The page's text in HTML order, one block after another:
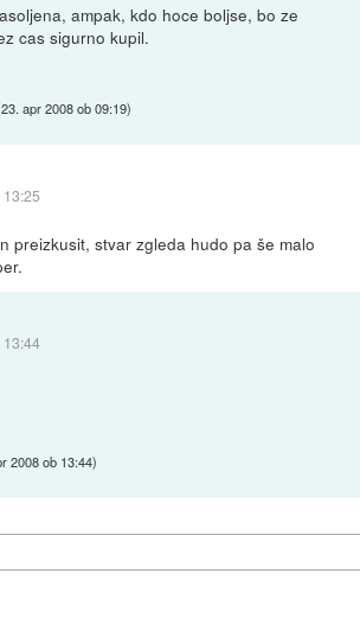
ampak, kdo hoce boljse, bo ze
cas sigurno kupil.
23. apr 2008 ob 09:19)
preizkusit, stvar zgleda hudo pa še malo
2008 ob 13:44)